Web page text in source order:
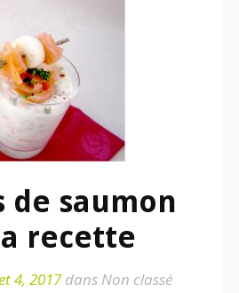
de saumon
recette
4, 2017dans Non classé